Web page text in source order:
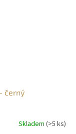
černý
Skladem (>5 ks)